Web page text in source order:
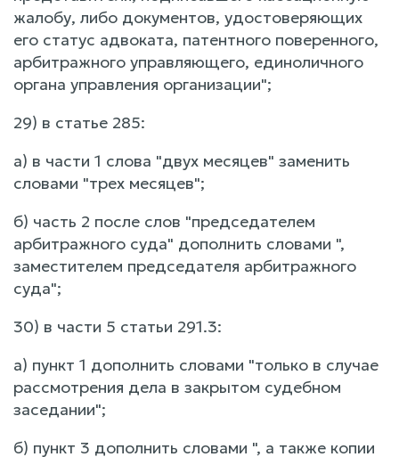
жалобу, либо документов, удостоверяющих
его статус адвоката, патентного поверенного,
арбитражного управляющего, единоличного
органа управления организации";
29) в статье 285:
а) в части 1 слова "двух месяцев" заменить
словами "трех месяцев";
б) часть 2 после слов "председателем
арбитражного суда" дополнить словами ",
заместителем председателя арбитражного
суда";
30) в части 5 статьи 291.3:
а) пункт 1 дополнить словами "только в случае
рассмотрения дела в закрытом судебном
заседании";
б) пункт 3 дополнить словами ", а также копии